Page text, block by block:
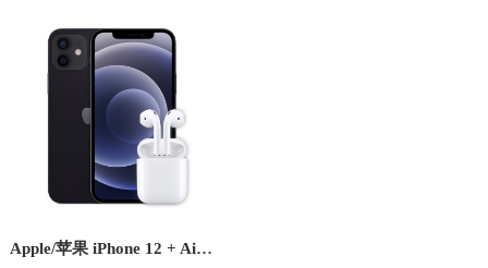
Apple/苹果 iPhone 12 + Airpods套装